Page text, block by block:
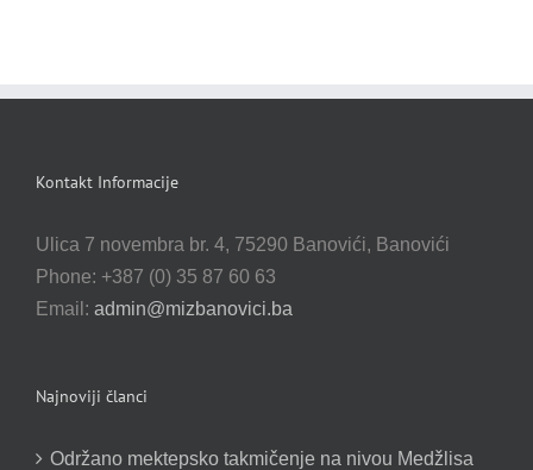
Kontakt Informacije
Ulica 7 novembra br. 4, 75290 Banovići, Banovići
Phone: +387 (0) 35 87 60 63
Email: admin@mizbanovici.ba
Najnoviji članci
Održano mektepsko takmičenje na nivou Medžlisa